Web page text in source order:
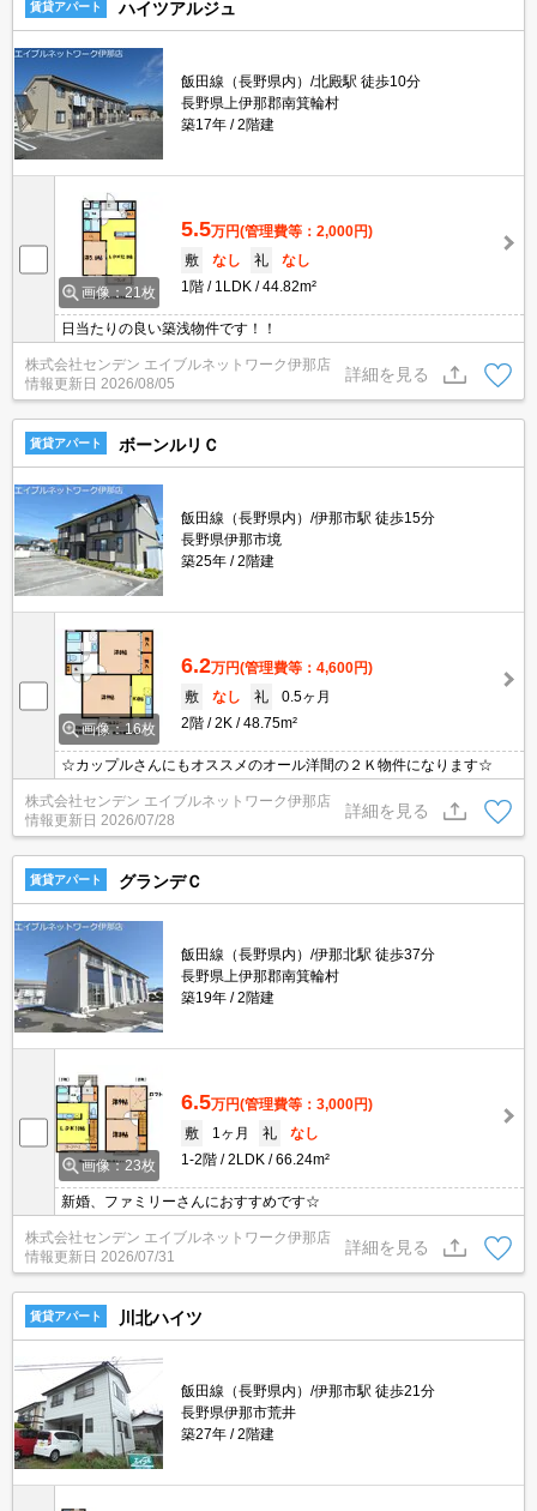
賃貸アパート ハイツアルジュ
飯田線（長野県内）/北殿駅 徒歩10分
長野県上伊那郡南箕輪村
築17年
2階建
画像：21枚
5.5万円(管理費等：2,000円)
敷
なし 礼
なし
1階
1LDK 44.82m²
日当たりの良い築浅物件です！！
株式会社センデン エイブルネットワーク伊那店
情報更新日 2026/08/05
詳細を見る
賃貸アパート ボーンルリＣ
飯田線（長野県内）/伊那市駅 徒歩15分
長野県伊那市境
築25年
2階建
画像：16枚
6.2万円(管理費等：4,600円)
敷
なし 礼
0.5ヶ月
2階
2K 48.75m²
☆カップルさんにもオススメのオール洋間の２Ｋ物件になります☆
株式会社センデン エイブルネットワーク伊那店
情報更新日 2026/07/28
詳細を見る
賃貸アパート グランデＣ
飯田線（長野県内）/伊那北駅 徒歩37分
長野県上伊那郡南箕輪村
築19年
2階建
画像：23枚
6.5万円(管理費等：3,000円)
敷
1ヶ月 礼
なし
1-2階
2LDK 66.24m²
新婚、ファミリーさんにおすすめです☆
株式会社センデン エイブルネットワーク伊那店
情報更新日 2026/07/31
詳細を見る
賃貸アパート 川北ハイツ
飯田線（長野県内）/伊那市駅 徒歩21分
長野県伊那市荒井
築27年
2階建